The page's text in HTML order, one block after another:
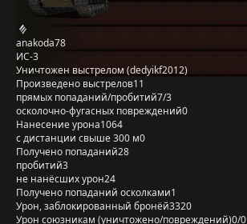
anakoda78
ИС-3
Уничтожен выстрелом (dedyikf2012)
Произведено выстрелов11
прямых попаданий/пробитий7/3
осколочно-фугасных повреждений0
Нанесение урона1064
с дистанции свыше 300 м0
Получено попаданий28
пробитий3
не нанёсших урон24
Получено попаданий осколками1
Урон, заблокированный бронёй3320
Урон союзникам (уничтожено/повреждений)0/0